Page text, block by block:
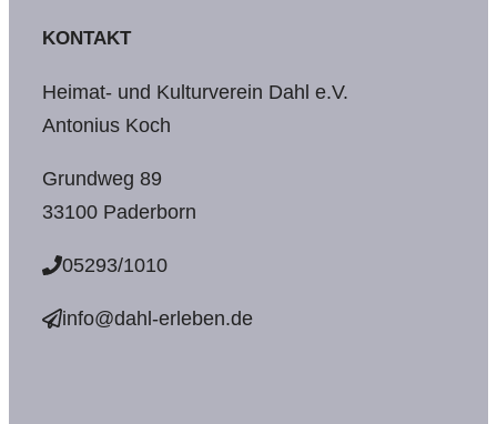
KONTAKT
Heimat- und Kulturverein Dahl e.V.
Antonius Koch
Grundweg 89
33100 Paderborn
05293/1010
info@dahl-erleben.de